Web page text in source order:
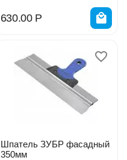
630.00 Р
Шпатель ЗУБР фасадный
350мм